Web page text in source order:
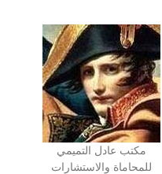
مكتب عادل التميمي
للمحاماة والاستشارات